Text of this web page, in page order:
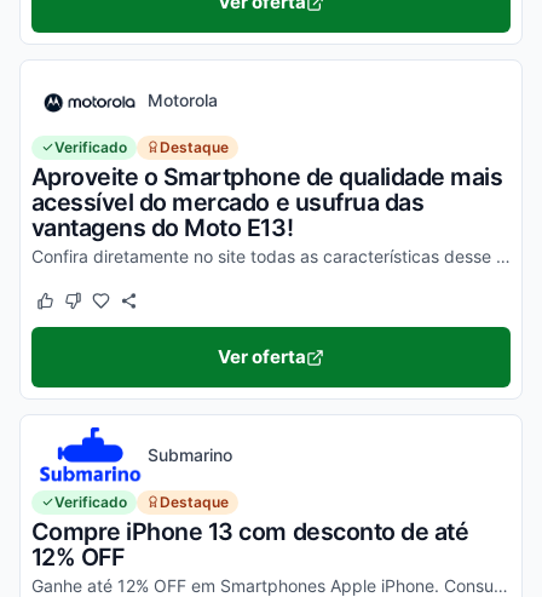
Motorola
Verificado Destaque
Aproveite o Smartphone de qualidade mais
acessível do mercado e usufrua das
vantagens do Moto E13!
Confira diretamente no site todas as características desse novo smartphone Motorola e aproveite!
Este cupom funcionou
Este cupom não funcionou
Ver oferta
Submarino
Verificado Destaque
Compre iPhone 13 com desconto de até
12% OFF
Ganhe até 12% OFF em Smartphones Apple iPhone. Consulte ainda condições diferenciadas para pagamento no cartão Submarino. Confira!